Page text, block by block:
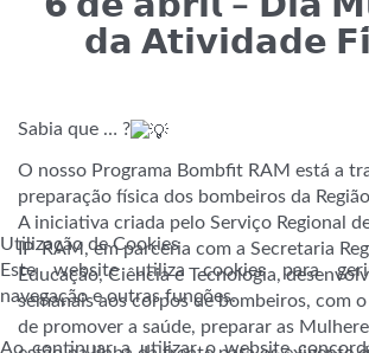
𝗱𝗮 𝗔𝘁𝗶𝘃𝗶𝗱𝗮𝗱𝗲
Sabia que … ?
O nosso Programa Bombfit RAM está a
preparação física dos bombeiros da
A iniciativa criada pelo Serviço Regional
IP-RAM, em parceria com a Secretaria
Educação, Ciência e Tecnologia,
semanais aos corpos de bombeiros, com
de promover a saúde, preparar as
Utilização de Cookies
Este website utiliza cookies para
navegação e outras funções.
Ao continuar a utilizar o website